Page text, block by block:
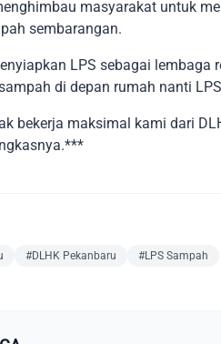
masyarakat untuk
sembarangan.
LPS sebagai
di depan rumah nanti
bekerja maksimal kami dari
#DLHK Pekanbaru #LPS Sampah